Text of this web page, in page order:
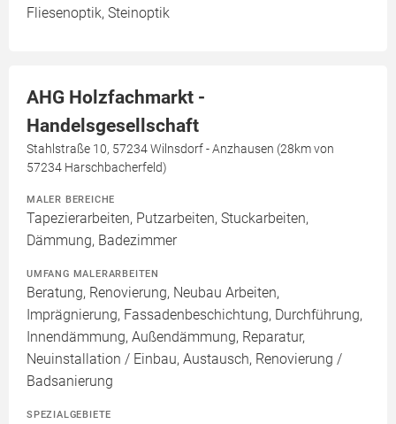
Fliesenoptik, Steinoptik
AHG Holzfachmarkt -
Handelsgesellschaft
Stahlstraße 10, 57234 Wilnsdorf - Anzhausen (28km von
57234 Harschbacherfeld)
MALER BEREICHE
Tapezierarbeiten, Putzarbeiten, Stuckarbeiten,
Dämmung, Badezimmer
UMFANG MALERARBEITEN
Beratung, Renovierung, Neubau Arbeiten,
Imprägnierung, Fassadenbeschichtung, Durchführung,
Innendämmung, Außendämmung, Reparatur,
Neuinstallation / Einbau, Austausch, Renovierung /
Badsanierung
SPEZIALGEBIETE